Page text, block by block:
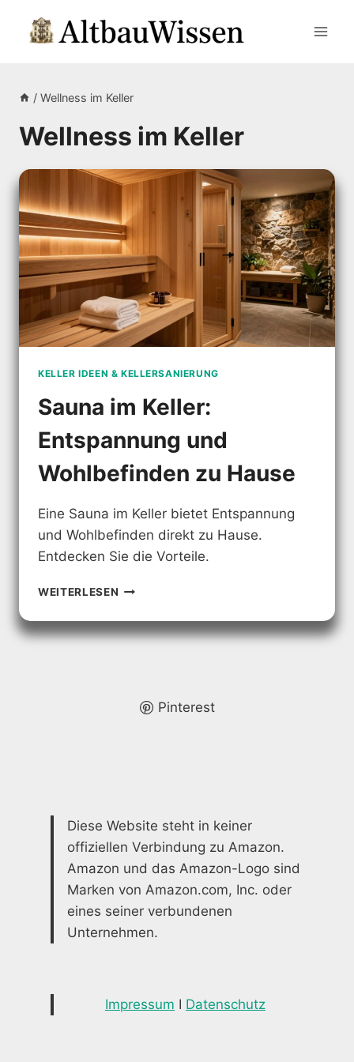
Inhalt
/ Wellness im Keller
Wellness im Keller
KELLER IDEEN & KELLERSANIERUNG
Sauna im Keller:
Entspannung und
Wohlbefinden zu Hause
Eine Sauna im Keller bietet Entspannung
und Wohlbefinden direkt zu Hause.
Entdecken Sie die Vorteile.
WEITERLESEN SAUNA
KELLER:
ENTSPANNUNG
HAUSE Pinterest
Diese Website steht in keiner
offiziellen Verbindung zu Amazon.
Amazon und das Amazon-Logo sind
Marken von Amazon.com, Inc. oder
eines seiner verbundenen
Unternehmen.
Impressum I Datenschutz